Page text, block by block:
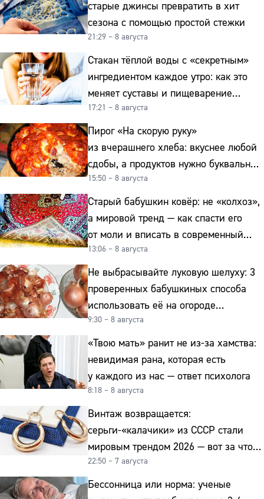
старые джинсы превратить в хит
сезона с помощью простой стежки
21:29 – 8 августа
Стакан тёплой воды с «секретным»
ингредиентом каждое утро: как это
меняет суставы и пищеварение
после 50
17:21 – 8 августа
Пирог «На скорую руку»
из вчерашнего хлеба: вкуснее любой
сдобы, а продуктов нужно буквально
копейки
15:50 – 8 августа
Старый бабушкин ковёр: не «колхоз»,
а мировой тренд — как спасти его
от моли и вписать в современный
интерьер
13:06 – 8 августа
Не выбрасывайте луковую шелуху: 3
проверенных бабушкиных способа
использовать её на огороде
и для здоровья этой зимой
9:30 – 8 августа
«Твою мать» ранит не из-за хамства:
невидимая рана, которая есть
у каждого из нас — ответ психолога
8:18 – 8 августа
Винтаж возвращается:
серьги-«калачики» из СССР стали
мировым трендом 2026 — вот за что
их ценят ювелиры
22:50 – 7 августа
Бессонница или норма: ученые